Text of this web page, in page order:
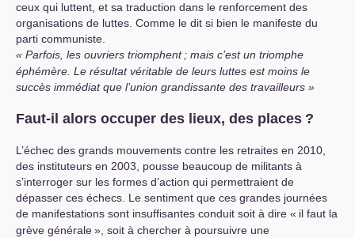
ceux qui luttent, et sa traduction dans le renforcement des
organisations de luttes. Comme le dit si bien le manifeste du
parti communiste.
Parfois, les ouvriers triomphent ; mais c’est un triomphe
éphémère. Le résultat véritable de leurs luttes est moins le
succès immédiat que l’union grandissante des travailleurs
Faut-il alors occuper des lieux, des places ?
L’échec des grands mouvements contre les retraites en 2010,
des instituteurs en 2003, pousse beaucoup de militants à
s’interroger sur les formes d’action qui permettraient de
dépasser ces échecs. Le sentiment que ces grandes journées
de manifestations sont insuffisantes conduit soit à dire « il faut la
grève générale», soit à chercher à poursuivre une